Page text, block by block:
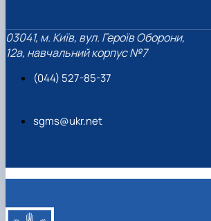
03041, м. Київ, вул. Героїв Оборони,
12а, навчальний корпус №7
(044) 527-85-37
sgms@ukr.net